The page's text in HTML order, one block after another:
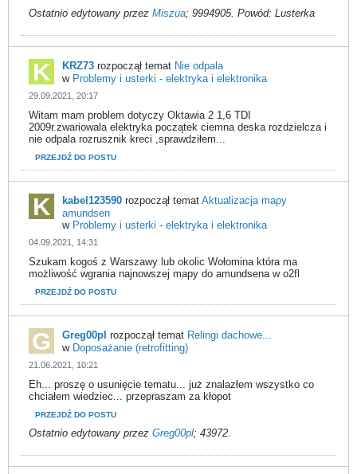
Ostatnio edytowany przez Miszua; 9994905. Powód: Lusterka
KRZ73 rozpoczął temat Nie odpala
w Problemy i usterki - elektryka i elektronika
29.09.2021, 20:17
Witam mam problem dotyczy Oktawia 2 1,6 TDI
2009r.zwariowala elektryka początek ciemna deska rozdzielcza i
nie odpala rozrusznik kreci ,sprawdziłem...
PRZEJDŹ DO POSTU
kabel123590 rozpoczął temat Aktualizacja mapy
amundsen
w Problemy i usterki - elektryka i elektronika
04.09.2021, 14:31
Szukam kogoś z Warszawy lub okolic Wołomina która ma
możliwość wgrania najnowszej mapy do amundsena w o2fl
PRZEJDŹ DO POSTU
Greg00pl rozpoczął temat Relingi dachowe...
w Doposażanie (retrofitting)
21.06.2021, 10:21
Eh... proszę o usunięcie tematu... już znalazłem wszystko co
chciałem wiedziec... przepraszam za kłopot
PRZEJDŹ DO POSTU
Ostatnio edytowany przez Greg00pl; 43972.